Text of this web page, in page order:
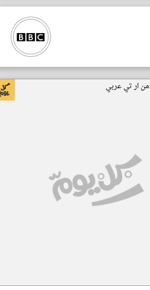
من ار تي عربي